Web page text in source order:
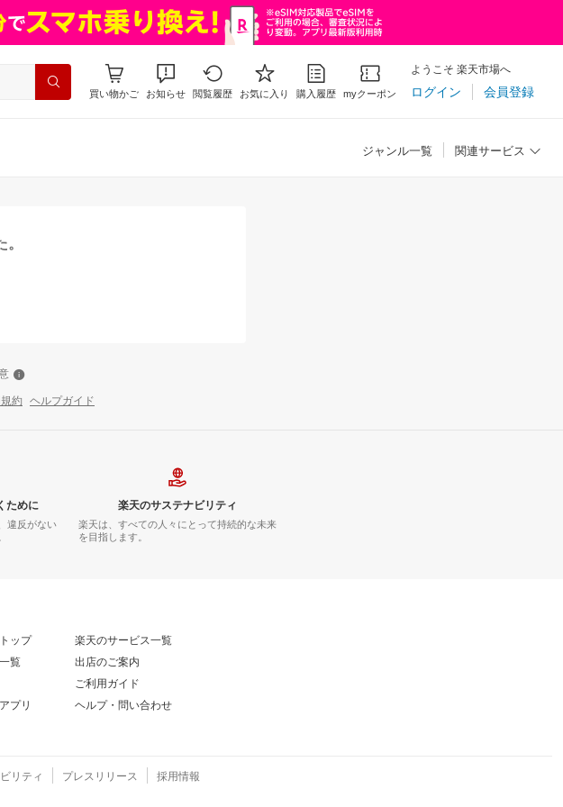
買い物かご お知らせ 閲覧履歴 お気に入り 購入履歴 myクーポン
ようこそ 楽天市場へ
ログイン 会員登録
ジャンル一覧 関連サービス
約 ヘルプガイド
ために
違反がない
楽天のサステナビリティ
楽天は、すべての人々にとって持続的な未来
を目指します。
ップ
覧
プリ
楽天のサービス一覧
出店のご案内
ご利用ガイド
ヘルプ・問い合わせ
リティ プレスリリース 採用情報